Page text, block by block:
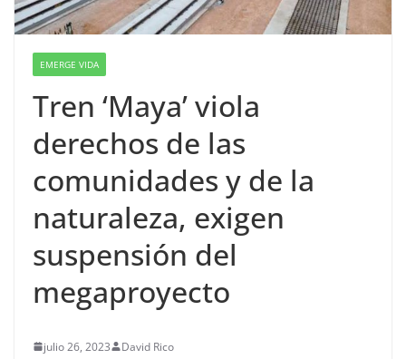
EMERGE VIDA
Tren ‘Maya’ viola
derechos de las
comunidades y de la
naturaleza, exigen
suspensión del
megaproyecto
julio 26, 2023 David Rico